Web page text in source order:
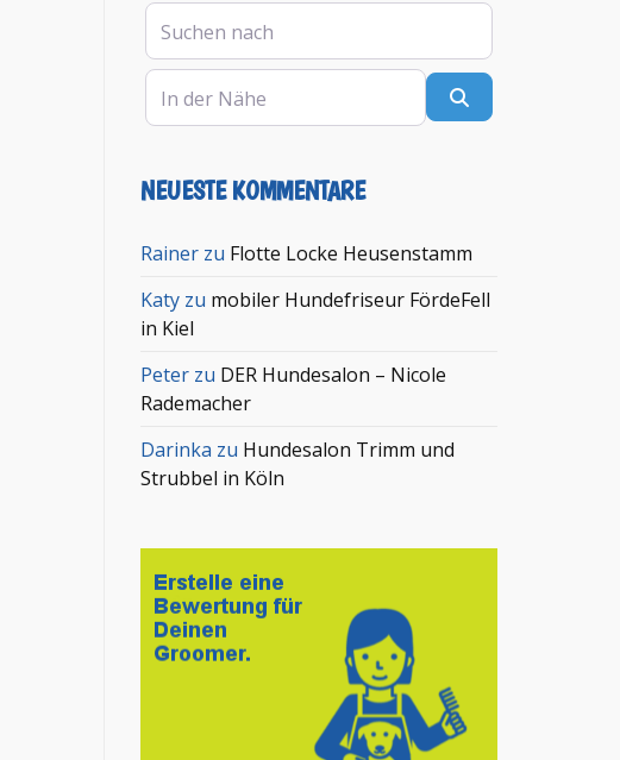
Suchen nach
In der Nähe
NEUESTE KOMMENTARE
Rainer zu Flotte Locke Heusenstamm
Katy zu mobiler Hundefriseur FördeFell
in Kiel
Peter zu DER Hundesalon – Nicole
Rademacher
Darinka zu Hundesalon Trimm und
Strubbel in Köln